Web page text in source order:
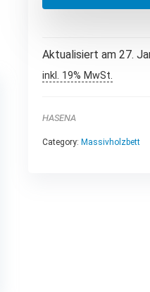
Aktualisiert am 27.
inkl. 19% MwSt.
HASENA
Category: Massivholzbett